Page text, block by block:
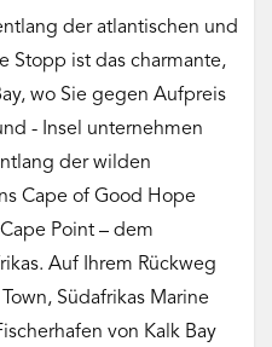
der atlantischen und
Stopp ist das charmante,
wo Sie gegen Aufpreis
- Insel unternehmen
der wilden
Cape of Good Hope
Point – dem
Auf Ihrem Rückweg
Südafrikas Marine
von Kalk Bay